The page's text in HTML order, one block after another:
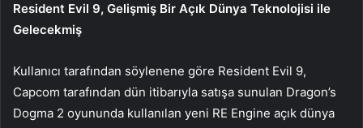
Resident Evil 9, Gelişmiş Bir Açık Dünya Teknolojisi ile
Gelecekmiş
Kullanıcı tarafından söylenene göre Resident Evil 9,
Capcom tarafından dün itibarıyla satışa sunulan Dragon’s
Dogma 2 oyununda kullanılan yeni RE Engine açık dünya